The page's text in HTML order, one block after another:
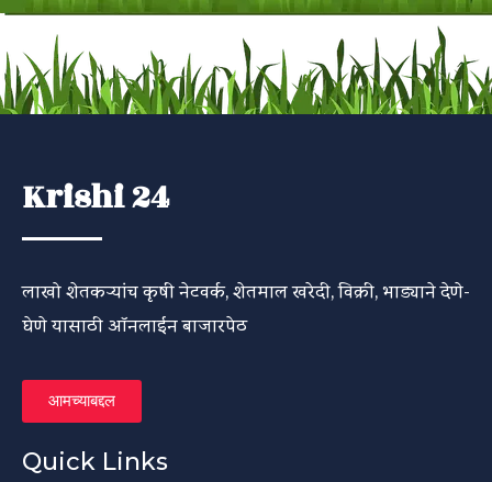
Krishi 24
लाखो शेतकऱ्यांच कृषी नेटवर्क, शेतमाल खरेदी, विक्री, भाड्याने देणे-
घेणे यासाठी ऑनलाईन बाजारपेठ
आमच्याबद्दल
Quick Links